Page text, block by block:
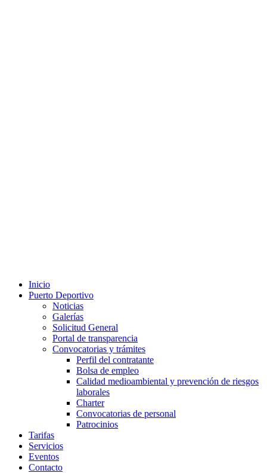
Inicio
Puerto Deportivo
Noticias
Galerías
Solicitud General
Portal de transparencia
Convocatorias y trámites
Perfil del contratante
Bolsa de empleo
Calidad medioambiental y prevención de riesgos
laborales
Charter
Convocatorias de personal
Patrocinios
Tarifas
Servicios
Eventos
Contacto